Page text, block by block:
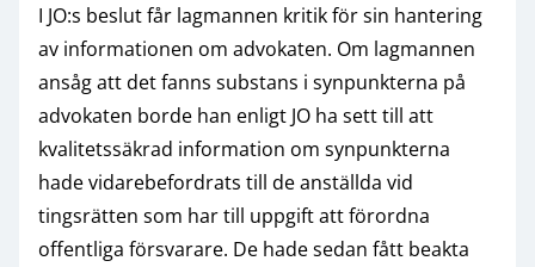
I JO:s beslut får lagmannen kritik för sin hantering
av informationen om advokaten. Om lagmannen
ansåg att det fanns substans i synpunkterna på
advokaten borde han enligt JO ha sett till att
kvalitetssäkrad information om synpunkterna
hade vidarebefordrats till de anställda vid
tingsrätten som har till uppgift att förordna
offentliga försvarare. De hade sedan fått beakta